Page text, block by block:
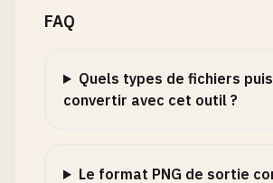
FAQ
Quels types de fichiers
convertir avec cet outil ?
Le format PNG de sortie